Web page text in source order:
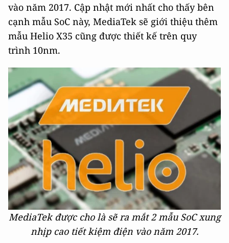
vào năm 2017. Cập nhật mới nhất cho thấy bên
cạnh mẫu SoC này, MediaTek sẽ giới thiệu thêm
mẫu Helio X35 cũng được thiết kế trên quy
trình 10nm.
MediaTek được cho là sẽ ra mắt 2 mẫu SoC xung
nhịp cao tiết kiệm điện vào năm 2017.